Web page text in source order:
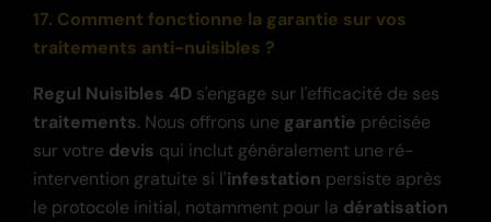
17. Comment fonctionne la garantie sur vos
traitements anti-nuisibles ?
Regul Nuisibles 4D s'engage sur l'efficacité de ses
traitements. Nous offrons une garantie précisée
sur votre devis qui inclut généralement une ré-
intervention gratuite si l'infestation persiste après
le protocole initial, notamment pour la dératisation